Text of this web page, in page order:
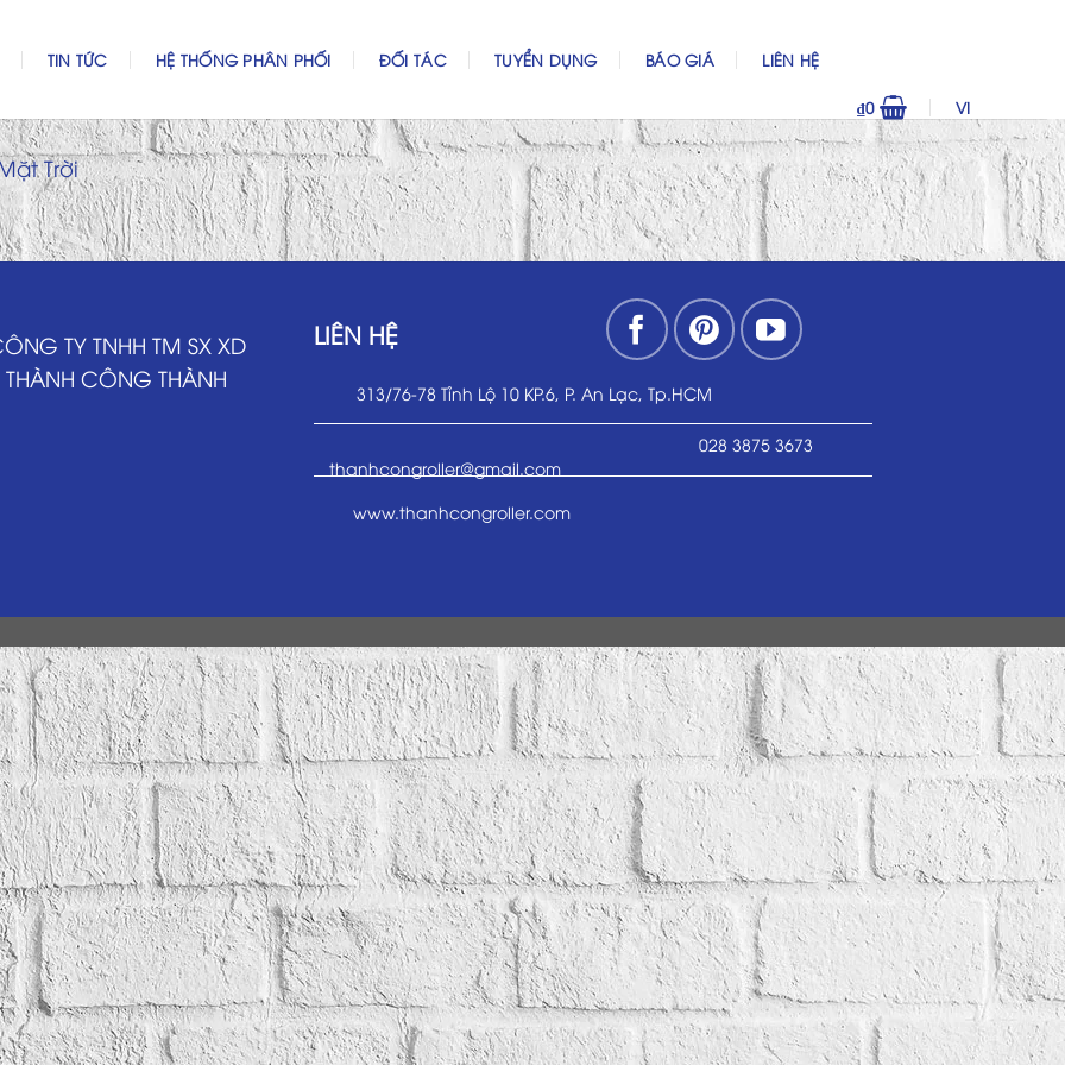
TIN TỨC HỆ THỐNG PHÂN PHỐI ĐỐI TÁC TUYỂN DỤNG BÁO GIÁ LIÊN HỆ
₫0 VI
Trời
TY TNHH TM SX XD
THÀNH CÔNG THÀNH
LIÊN HỆ
313/76-78 Tỉnh Lộ 10 KP.6, P. An Lạc, Tp.HCM
thanhcongroller@gmail.com
028 3875 3673
www.thanhcongroller.com